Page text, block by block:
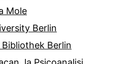
Mole
Berlin
Berlin